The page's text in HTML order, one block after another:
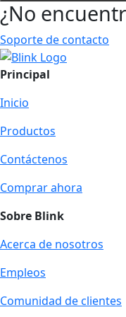
¿No
Soporte de contacto
Principal
Inicio
Productos
Contáctenos
Comprar ahora
Sobre Blink
Acerca de nosotros
Empleos
Comunidad de clientes